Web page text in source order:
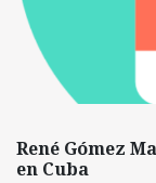
René Gómez
en Cuba